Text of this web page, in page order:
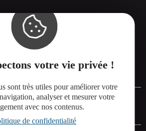
votre vie privée !
sont très utiles pour améliorer votre
analyser et mesurer votre
avec nos contenus.
de confidentialité
de réunion
Agglo